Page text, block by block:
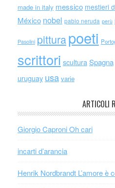
made in italy messico mestieri
México nobel pablo neruda perù
Pasolini pitturapoeti
scrittori scultura Spagna
uruguay usa varie
ARTICOLI
Giorgio Caproni Oh cari
incarti d’arancia
Henrik Nordbrandt L’amore è